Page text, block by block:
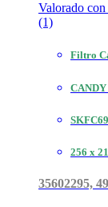
Valorado con
(1)
Filtro
256 x
35602295,